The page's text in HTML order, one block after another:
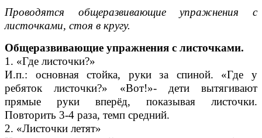
Проводятся общеразвивающие упражнения с
листочками, стоя в кругу.
Общеразвивающие упражнения с листочками.
1. «Где листочки?»
И.п.: основная стойка, руки за спиной. «Где у
ребяток листочки?» «Вот!»- дети вытягивают
прямые руки вперёд, показывая листочки.
Повторить 3-4 раза, темп средний.
2. «Листочки летят»